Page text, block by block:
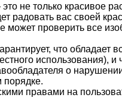
не только красивое
радовать вас своей
может проверить все
что
использования), и
о
порядке.
правами на